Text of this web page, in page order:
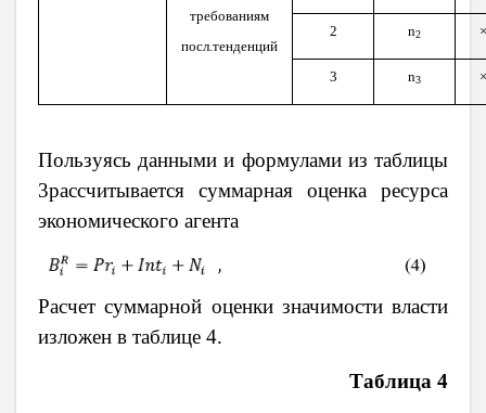
требованиям
посл.тенденций
2 n2
3 n3
Пользуясь данными и формулами из таблицы
3рассчитывается суммарная оценка ресурса
экономического агента
Расчет суммарной оценки значимости власти
изложен в таблице 4.
Таблица 4